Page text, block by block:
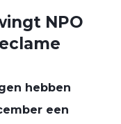
NPO
hebben
een